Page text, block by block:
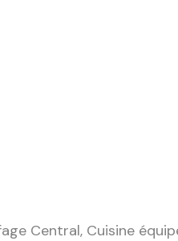
Central, Cuisine